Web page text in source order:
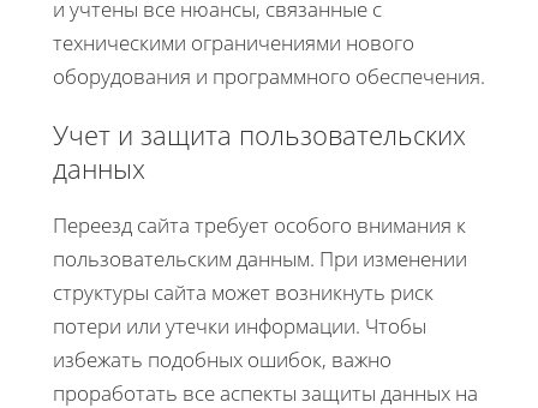
и учтены все нюансы, связанные с
техническими ограничениями нового
оборудования и программного обеспечения.
Учет и защита пользовательских
данных
Переезд сайта требует особого внимания к
пользовательским данным. При изменении
структуры сайта может возникнуть риск
потери или утечки информации. Чтобы
избежать подобных ошибок, важно
проработать все аспекты защиты данных на